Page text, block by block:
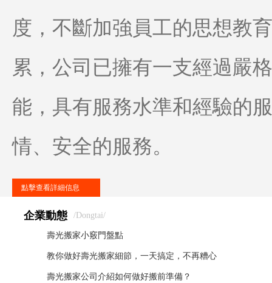
度，不斷加強員工的思想教
累，公司已擁有一支經過嚴
能，具有服務水準和經驗的
情、安全的服務。
點擊查看詳細信息
企業動態 /dongtai/
壽光搬家小竅門盤點
教你做好壽光搬家細節，一天搞定，不再糟心
壽光搬家公司介紹如何做好搬前準備？